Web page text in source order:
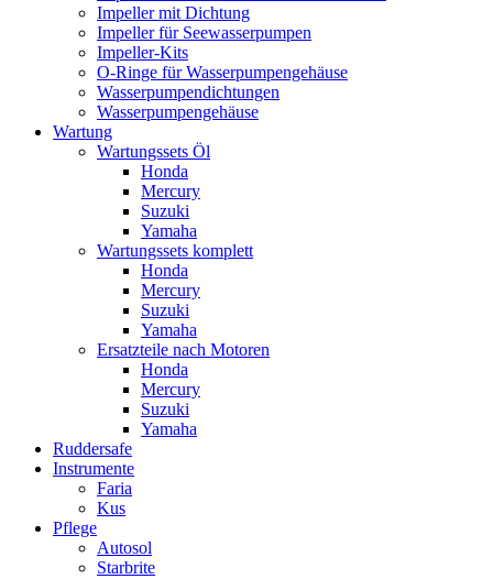
Impeller mit Dichtung
Impeller für Seewasserpumpen
Impeller-Kits
O-Ringe für Wasserpumpengehäuse
Wasserpumpendichtungen
Wasserpumpengehäuse
Wartung
Wartungssets Öl
Honda
Mercury
Suzuki
Yamaha
Wartungssets komplett
Honda
Mercury
Suzuki
Yamaha
Ersatzteile nach Motoren
Honda
Mercury
Suzuki
Yamaha
Ruddersafe
Instrumente
Faria
Kus
Pflege
Autosol
Starbrite